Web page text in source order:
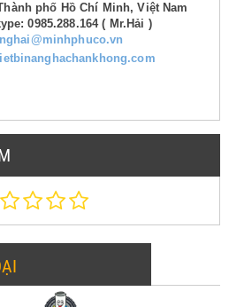
phố Hồ Chí Minh, Việt Nam
0985.288.164 ( Mr.Hải )